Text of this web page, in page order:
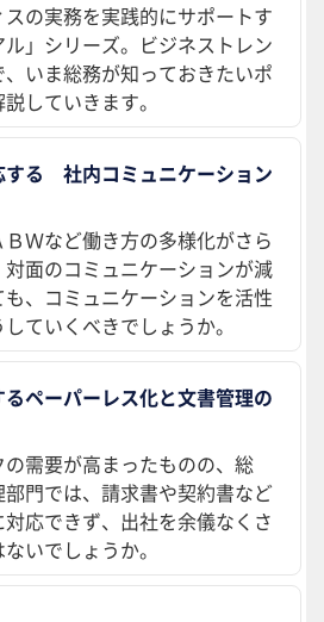
の実務を実践的にサポートす
」シリーズ。ビジネストレン
いま総務が知っておきたいポ
していきます。
する 社内コミュニケーション
Ｗなど働き方の多様化がさら
面のコミュニケーションが減
、コミュニケーションを活性
ていくべきでしょうか。
ペーパーレス化と文書管理の
需要が高まったものの、総
門では、請求書や契約書など
応できず、出社を余儀なくさ
いでしょうか。